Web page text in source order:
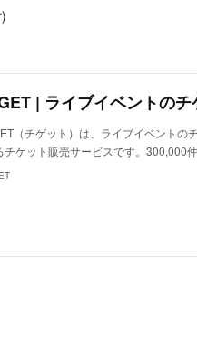
| ライブイベントの
（チゲット）は、ライブイベントの
チケット販売サービスです。300,000